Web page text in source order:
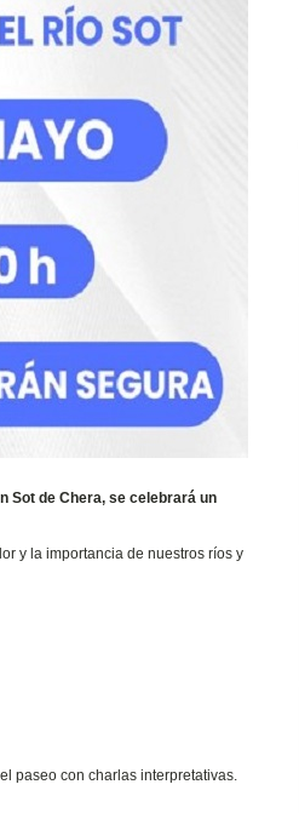
Sot de Chera, se celebrará un
y la importancia de nuestros ríos y
paseo con charlas interpretativas.